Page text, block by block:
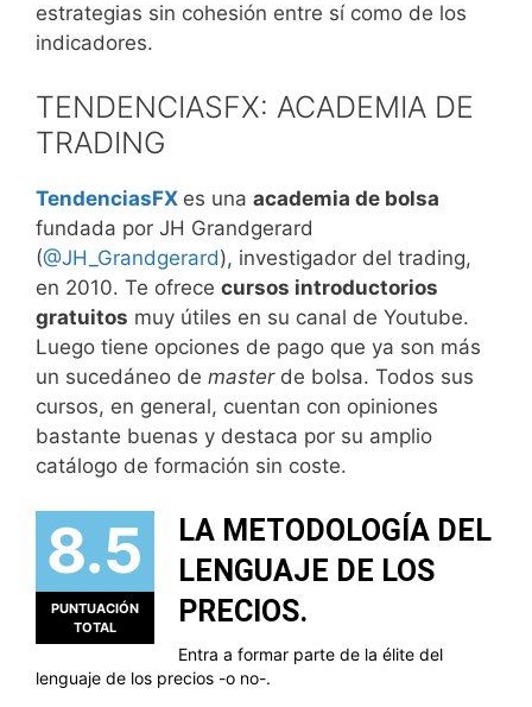
estrategias sin cohesión entre sí como de los
indicadores.
TENDENCIASFX: ACADEMIA DE
TRADING
TendenciasFX es una academia de bolsa
fundada por JH Grandgerard
(@JH_Grandgerard), investigador del trading,
en 2010. Te ofrece cursos introductorios
gratuitos muy útiles en su canal de Youtube.
Luego tiene opciones de pago que ya son más
un sucedáneo de master de bolsa. Todos sus
cursos, en general, cuentan con opiniones
bastante buenas y destaca por su amplio
catálogo de formación sin coste.
8.5
PUNTUACIÓN
TOTAL
LA METODOLOGÍA DEL
LENGUAJE DE LOS
PRECIOS.
Entra a formar parte de la élite del
lenguaje de los precios -o no-.